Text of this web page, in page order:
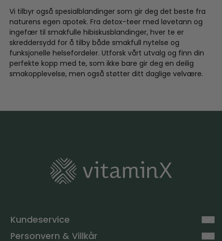
Vi tilbyr også spesialblandinger som gir deg det beste fra
naturens egen apotek. Fra detox-teer med løvetann og
ingefær til smakfulle hibiskusblandinger, hver te er
skreddersydd for å tilby både smakfull nytelse og
funksjonelle helsefordeler. Utforsk vårt utvalg og finn din
perfekte kopp med te, som ikke bare gir deg en deilig
smakopplevelse, men også støtter ditt daglige velvære.
Kundeservice
Personvern & Villkår